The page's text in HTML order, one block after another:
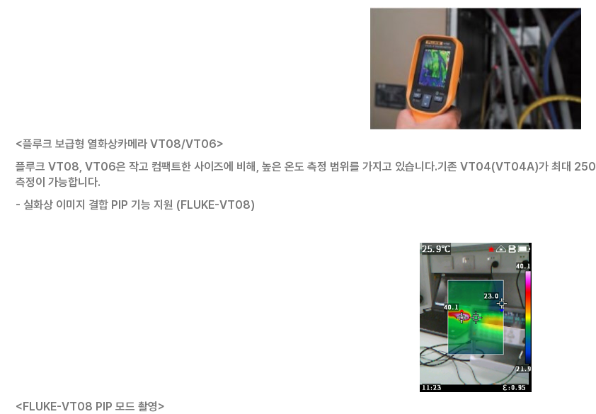
<플루크 보급형 열화상카메라 VT08/VT06>
플루크 VT08, VT06은 작고 컴팩트한 사이즈에 비해, 높은 온도 측정 범위를 가지고 있습니다.기존 VT04(VT04A)가 최대 250
측정이 가능합니다.
- 실화상 이미지 결합 PIP 기능 지원 (FLUKE-VT08)
<FLUKE-VT08 PIP 모드 촬영>